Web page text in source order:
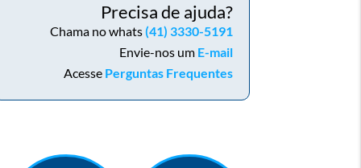
Precisa de ajuda?
Chama no whats(41) 3330-5191
Envie-nos um E-mail
Acesse Perguntas Frequentes